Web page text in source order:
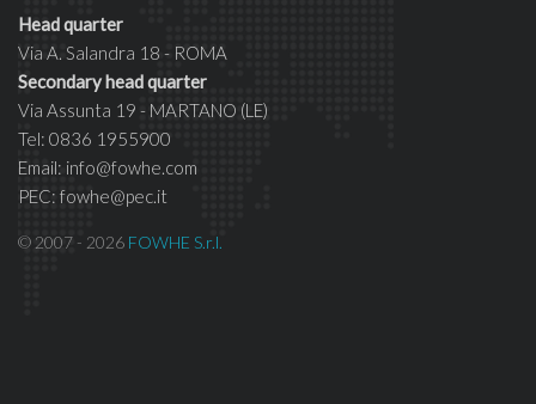
Head quarter
Via A. Salandra 18 - ROMA
Secondary head quarter
Via Assunta 19 - MARTANO (LE)
Tel: 0836 1955900
Email: info@fowhe.com
PEC: fowhe@pec.it
© 2007 - 2026 FOWHE S.r.l.